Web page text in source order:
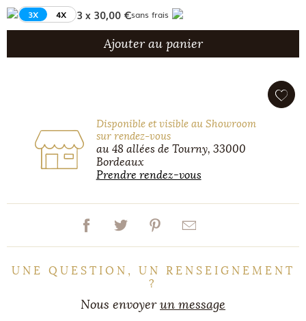
3X 4X 3 x 30,00 €sans frais
Ajouter au panier
Disponible et visible au Showroom
sur rendez-vous
au 48 allées de Tourny, 33000
Bordeaux
Prendre rendez-vous
UNE QUESTION, UN RENSEIGNEMENT
?
Nous envoyerun message